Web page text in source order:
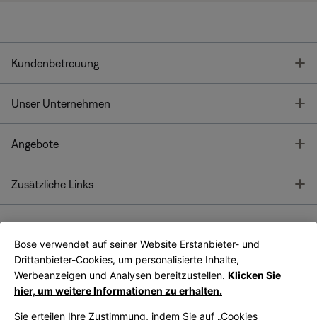
Kundenbetreuung
Unser Unternehmen
Angebote
Zusätzliche Links
Bose App
Bose Connect
App
Bose verwendet auf seiner Website Erstanbieter- und
Drittanbieter-Cookies, um personalisierte Inhalte,
Werbeanzeigen und Analysen bereitzustellen. Klicken Sie
hier, um weitere Informationen zu erhalten.
Sie erteilen Ihre Zustimmung, indem Sie auf „Cookies